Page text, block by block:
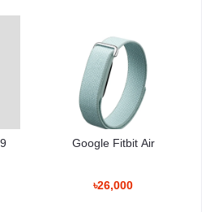
07 Aug - 08 Aug (Outside)
Google Fitbit Air
৳26,000